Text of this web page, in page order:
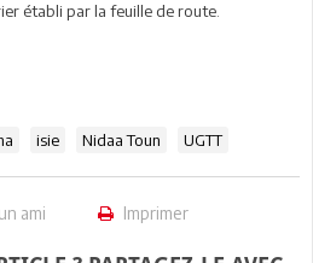
établi par la feuille de route.
isie Nidaa Toun UGTT
ami Imprimer